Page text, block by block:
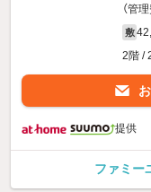
（管
敷
2階 /
提供
ファミー